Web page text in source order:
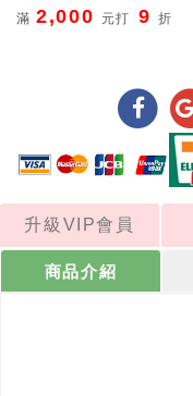
滿2,000 元打 9 折
升級VIP會員
商品介紹